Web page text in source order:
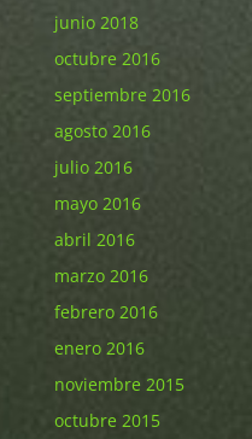
junio 2018
octubre 2016
septiembre 2016
agosto 2016
julio 2016
mayo 2016
abril 2016
marzo 2016
febrero 2016
enero 2016
noviembre 2015
octubre 2015